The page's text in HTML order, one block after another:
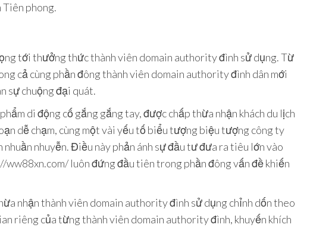
Tiên phong.
tới thưởng thức thành viên domain authority đình sử dụng. Từ
cả cùng phần đông thành viên domain authority đình dân mới
sự chuộng đại quát.
di động cố gắng gắng tay, được chấp thừa nhận khách du lịch
dễ chạm, cùng một vài yếu tố biểu tượng biệu tượng công ty
nhuyễn. Điều này phản ánh sự đầu tư đưa ra tiêu lớn vào
luôn đứng đầu tiên trong phần đông vấn đề khiến
nhận thành viên domain authority đình sử dụng chỉnh dốn theo
riêng của từng thành viên domain authority đình, khuyến khích